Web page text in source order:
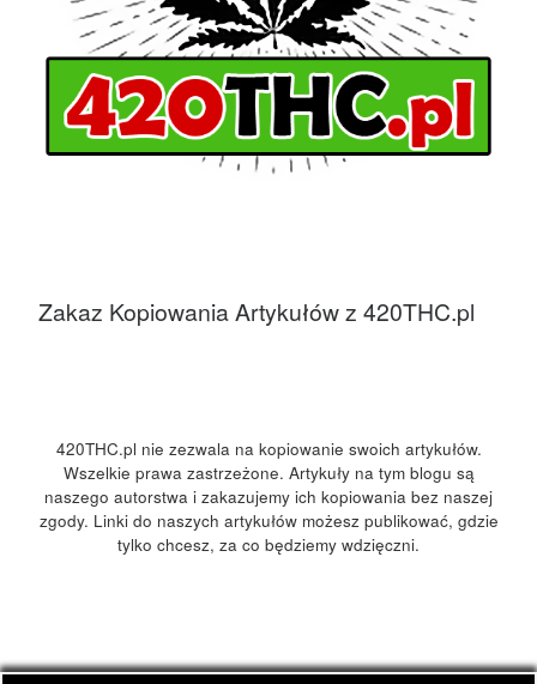
Zakaz Kopiowania Artykułów z 420THC.pl
420THC.pl nie zezwala na kopiowanie swoich artykułów.
Wszelkie prawa zastrzeżone. Artykuły na tym blogu są
naszego autorstwa i zakazujemy ich kopiowania bez naszej
zgody. Linki do naszych artykułów możesz publikować, gdzie
tylko chcesz, za co będziemy wdzięczni.